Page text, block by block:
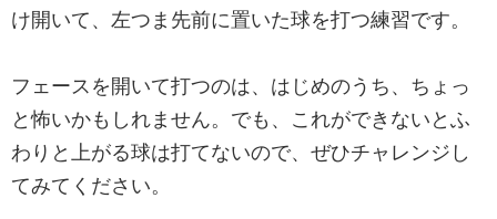
け開いて、左つま先前に置いた球を打つ練習です。
フェースを開いて打つのは、はじめのうち、ちょっ
と怖いかもしれません。でも、これができないとふ
わりと上がる球は打てないので、ぜひチャレンジし
てみてください。